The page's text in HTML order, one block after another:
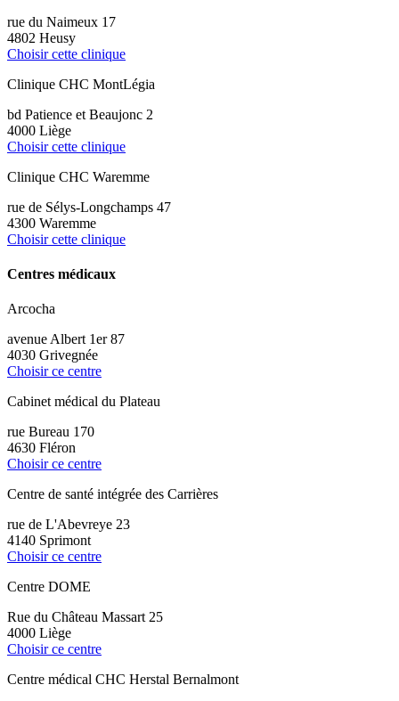
rue du Naimeux 17
4802 Heusy
Choisir cette clinique
Clinique CHC MontLégia
bd Patience et Beaujonc 2
4000 Liège
Choisir cette clinique
Clinique CHC Waremme
rue de Sélys-Longchamps 47
4300 Waremme
Choisir cette clinique
Centres médicaux
Arcocha
avenue Albert 1er 87
4030 Grivegnée
Choisir ce centre
Cabinet médical du Plateau
rue Bureau 170
4630 Fléron
Choisir ce centre
Centre de santé intégrée des Carrières
rue de L'Abevreye 23
4140 Sprimont
Choisir ce centre
Centre DOME
Rue du Château Massart 25
4000 Liège
Choisir ce centre
Centre médical CHC Herstal Bernalmont